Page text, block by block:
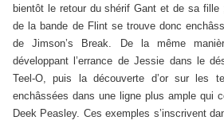
bientôt le retour du shérif Gant et de sa
de la bande de Flint se trouve donc
de Jimson’s Break. De la même
développant l’errance de Jessie dans le
Teel-O, puis la découverte d’or sur les
enchâssées dans une ligne plus ample qui
Deek Peasley. Ces exemples s’inscrivent